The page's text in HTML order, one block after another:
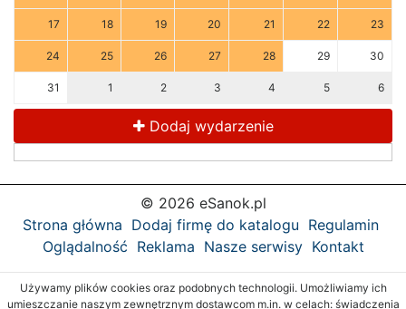
17 18 19 20 21 22 23
24 25 26 27 28 29 30
31 1 2 3 4 5 6
Dodaj wydarzenie
© 2026 eSanok.pl
Strona główna Dodaj firmę do katalogu Regulamin
Oglądalność Reklama Nasze serwisy Kontakt
Używamy plików cookies oraz podobnych technologii. Umożliwiamy ich
umieszczanie naszym zewnętrznym dostawcom m.in. w celach: świadczenia